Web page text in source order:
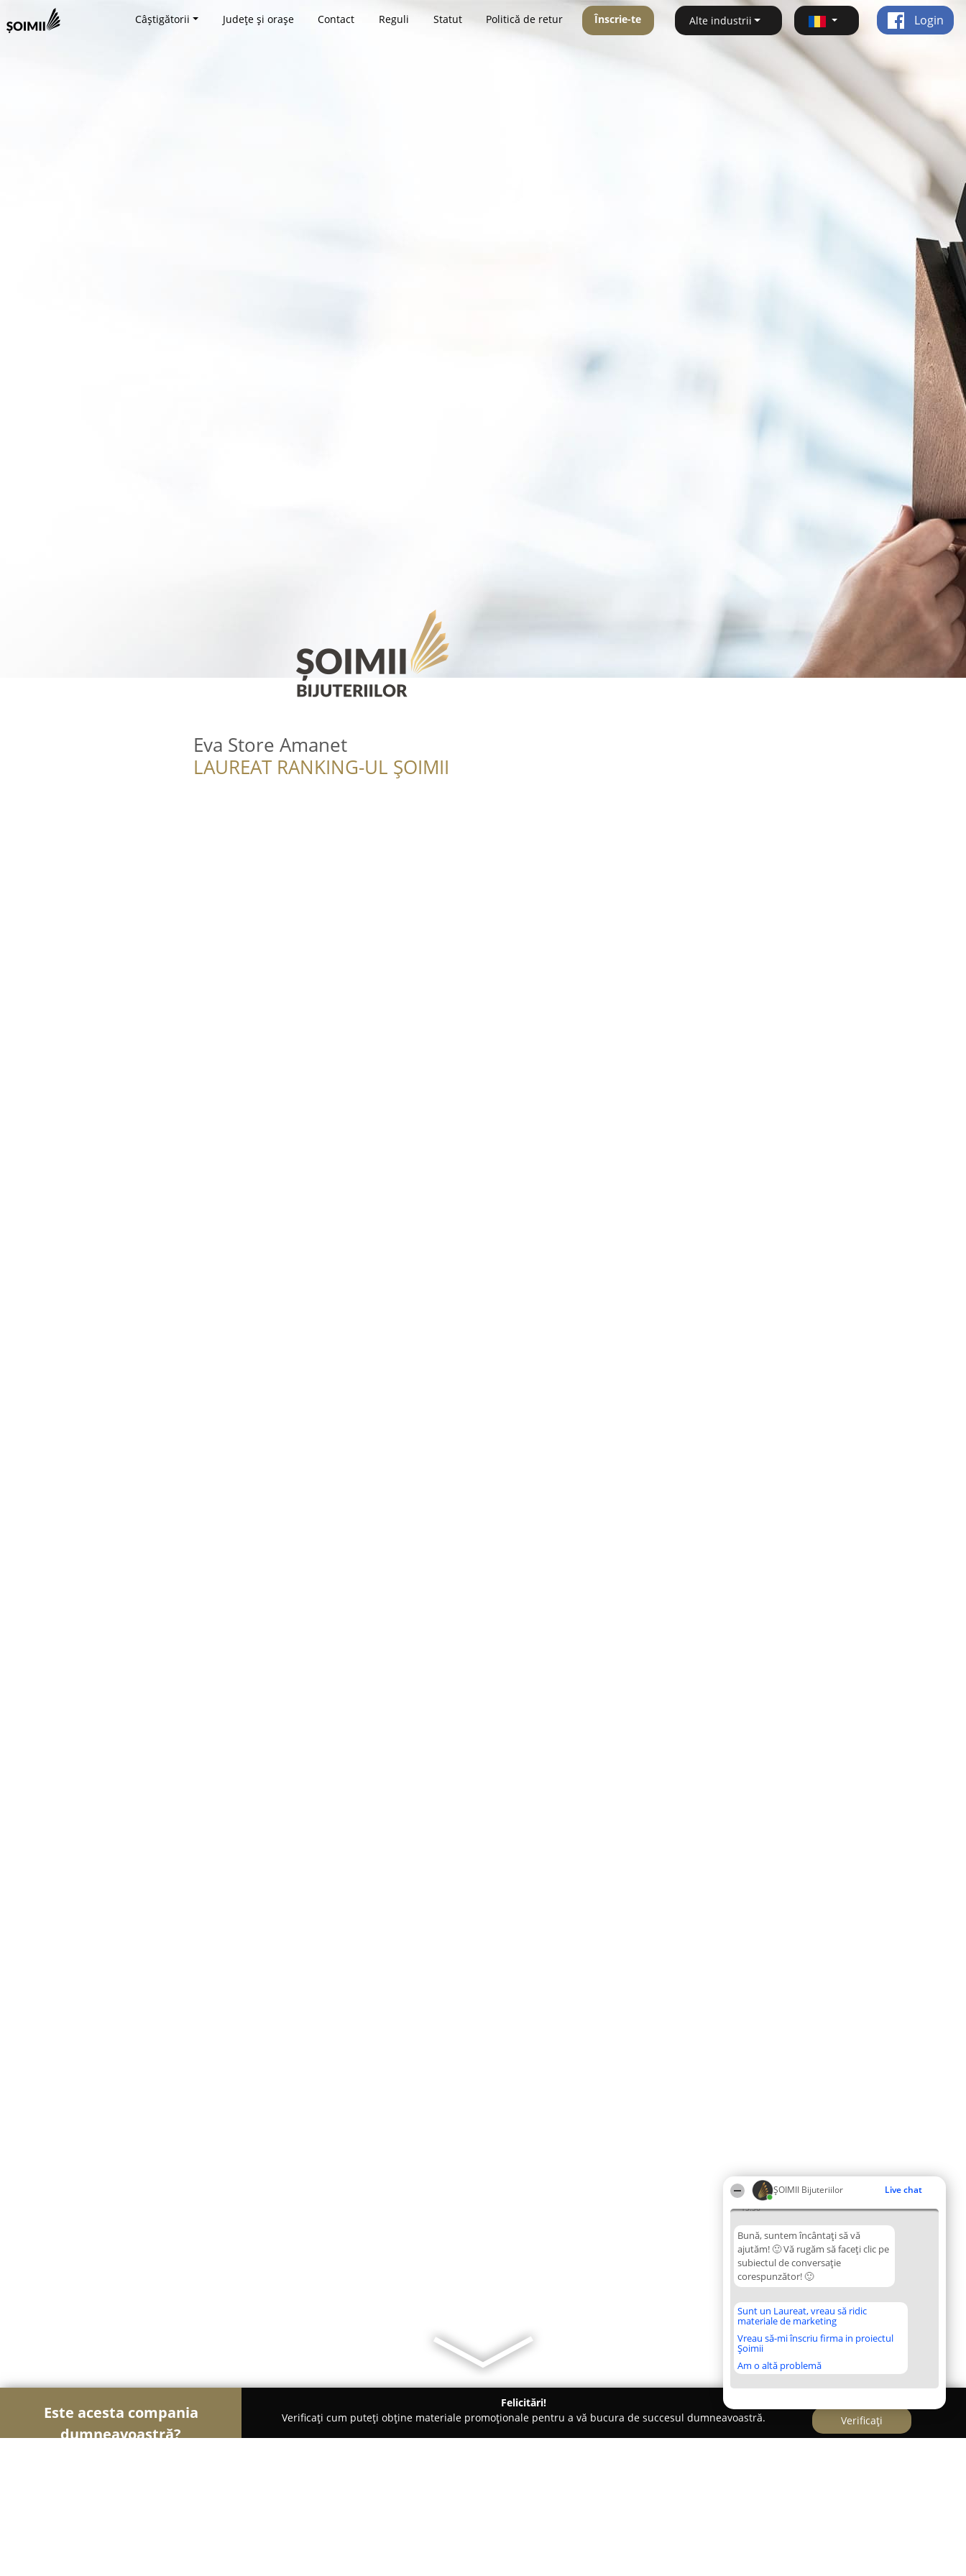
ŞOIMII Bijuteriilor Live chat
15:56
Bună, suntem încântați să vă
ajutăm! 🙂 Vă rugăm să faceți clic pe
subiectul de conversație
corespunzător! 🙂
Sunt un Laureat, vreau să ridic
materiale de marketing
Vreau să-mi înscriu firma in proiectul
Șoimii
Am o altă problemă
Câștigătorii Județe și orașe Contact Reguli Statut Politică de retur Înscrie-te Alte industrii Login
Eva Store Amanet
LAUREAT RANKING-UL ȘOIMII
Este acesta compania
dumneavoastră?
Felicitări!
Verificați cum puteți obține materiale promoționale pentru a vă bucura de succesul dumneavoastră.
Verificați